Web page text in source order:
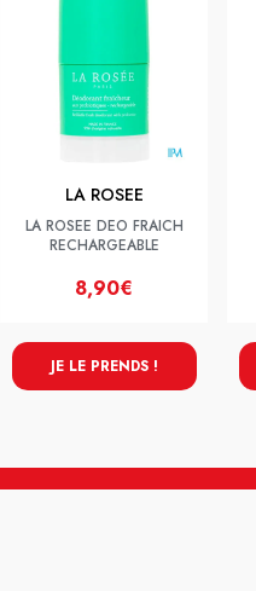
LA ROSEE
LA ROSEE DEO FRAICH
RECHARGEABLE
8,90€
JE LE PRENDS !